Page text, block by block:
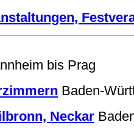
bis Prag
Baden-
Neckar